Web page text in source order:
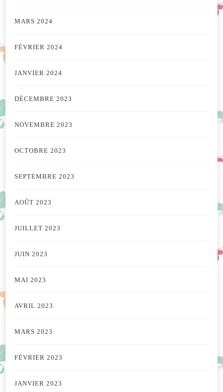
MARS 2024
FÉVRIER 2024
JANVIER 2024
DÉCEMBRE 2023
NOVEMBRE 2023
OCTOBRE 2023
SEPTEMBRE 2023
AOÛT 2023
JUILLET 2023
JUIN 2023
MAI 2023
AVRIL 2023
MARS 2023
FÉVRIER 2023
JANVIER 2023